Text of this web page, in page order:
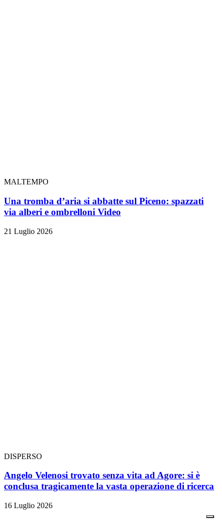
MALTEMPO
Una tromba d’aria si abbatte sul Piceno: spazzati
via alberi e ombrelloni Video
21 Luglio 2026
DISPERSO
Angelo Velenosi trovato senza vita ad Agore: si è
conclusa tragicamente la vasta operazione di ricerca
16 Luglio 2026